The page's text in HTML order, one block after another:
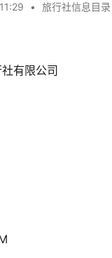
• 旅行社信息目录
有限公司